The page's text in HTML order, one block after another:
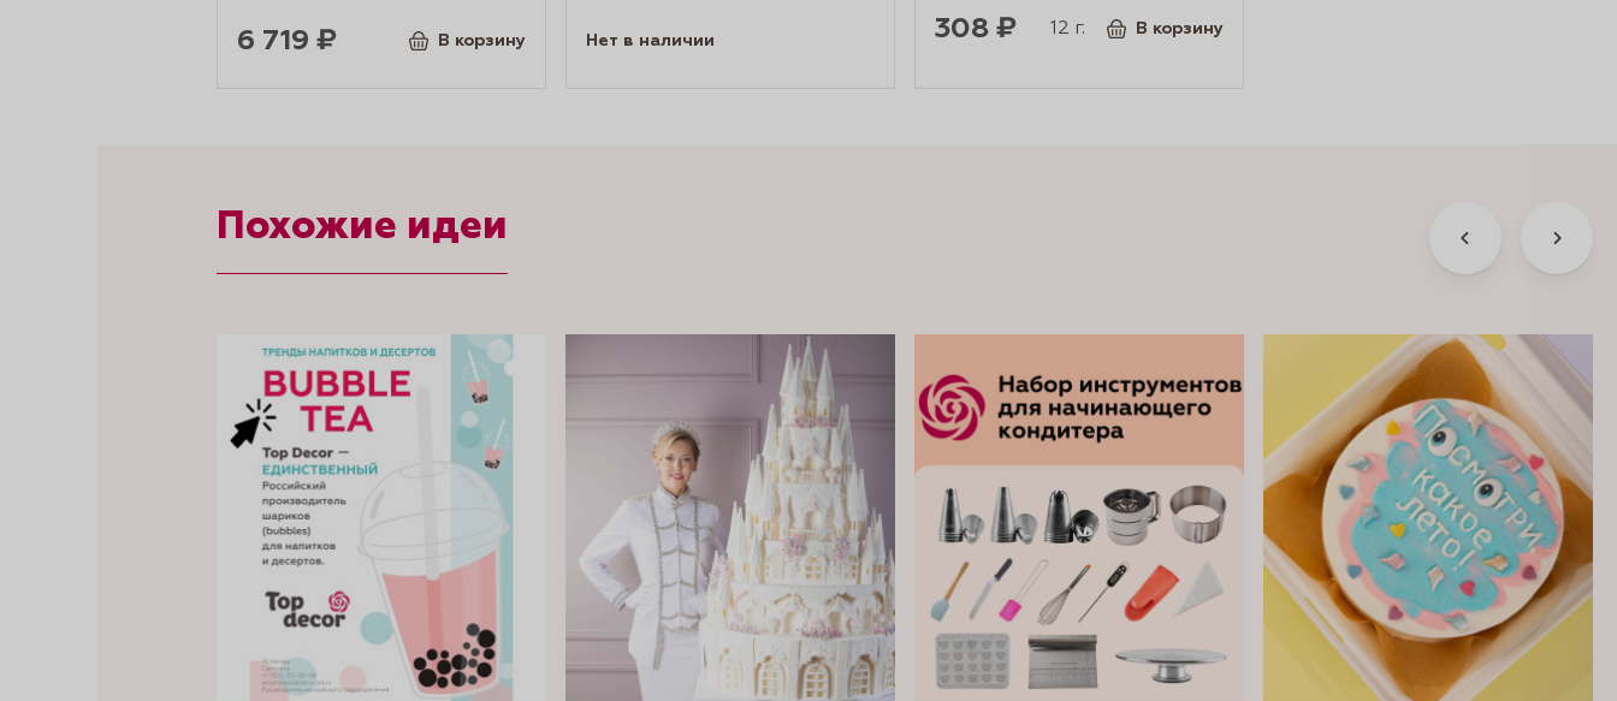
6 719 ₽ В корзину Нет в наличии 308 ₽ 12 г. В корзину
Похожие идеи